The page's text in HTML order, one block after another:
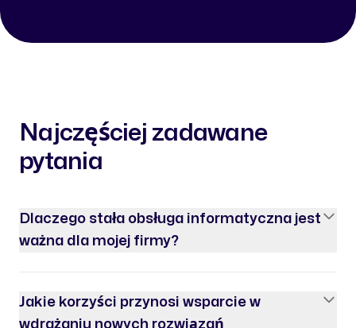
Najczęściej zadawane
pytania
Dlaczego stała obsługa informatyczna jest
ważna dla mojej firmy?
Jakie korzyści przynosi wsparcie w
wdrażaniu nowych rozwiązań